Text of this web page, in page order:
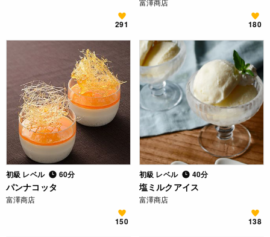
291
富澤商店
180
初級 レベル 60分
パンナコッタ
富澤商店
150
初級 レベル 40分
塩ミルクアイス
富澤商店
138